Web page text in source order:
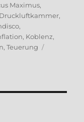
Maximus,
Druckluftkammer,
,
, Koblenz,
,Teuerung